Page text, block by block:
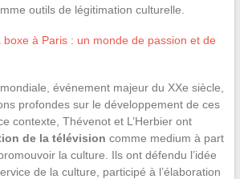
outils de légitimation culturelle.
boxe à Paris : un monde de passion et de
événement majeur du XXe siècle,
profondes sur le développement de ces
contexte, Thévenot et L’Herbier ont
de la télévision comme medium à part
la culture. Ils ont défendu l’idée
de la culture, participé à l’élaboration